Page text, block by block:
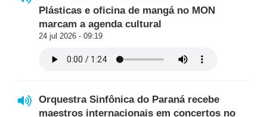
Plásticas e oficina de mangá no MON
marcam a agenda cultural
24 jul 2026 - 09:19
Orquestra Sinfônica do Paraná recebe
maestros internacionais em concertos no